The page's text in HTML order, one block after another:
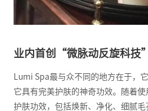
业内首创“微脉动反旋科技”
Lumi Spa最与众不同的地方在于，
它具有完美护肤的神奇功效。随着
护肤功效，包括焕新、净化、细腻